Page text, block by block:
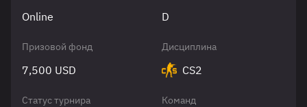
Online D
Призовой фонд
7,500 USD
Дисциплина
CS2
Статус турнира Команд